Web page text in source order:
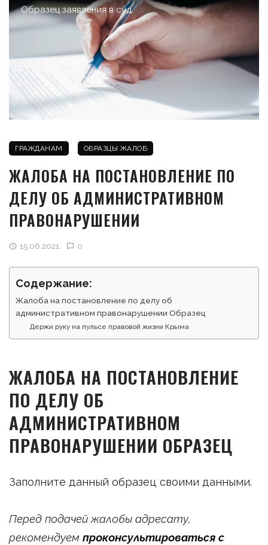
Образец заявления в суд
ГРАЖДАНАМ ОБРАЗЦЫ ЖАЛОБ
ЖАЛОБА НА ПОСТАНОВЛЕНИЕ ПО
ДЕЛУ ОБ АДМИНИСТРАТИВНОМ
ПРАВОНАРУШЕНИИ
15.06.2021 0
Содержание:
Жалоба на постановление по делу об
административном правонарушении Образец
Держи руку на пульсе правовой жизни Крыма
ЖАЛОБА НА ПОСТАНОВЛЕНИЕ
ПО ДЕЛУ ОБ
АДМИНИСТРАТИВНОМ
ПРАВОНАРУШЕНИИ ОБРАЗЕЦ
Заполните данный образец своими данными.
Перед подачей жалобы адресату,
рекомендуем проконсультироваться с